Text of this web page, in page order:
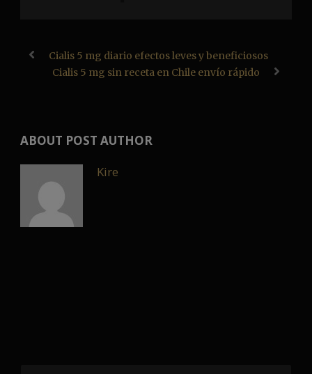
Cialis 5 mg diario efectos leves y beneficiosos
Cialis 5 mg sin receta en Chile envío rápido
ABOUT POST AUTHOR
Kire